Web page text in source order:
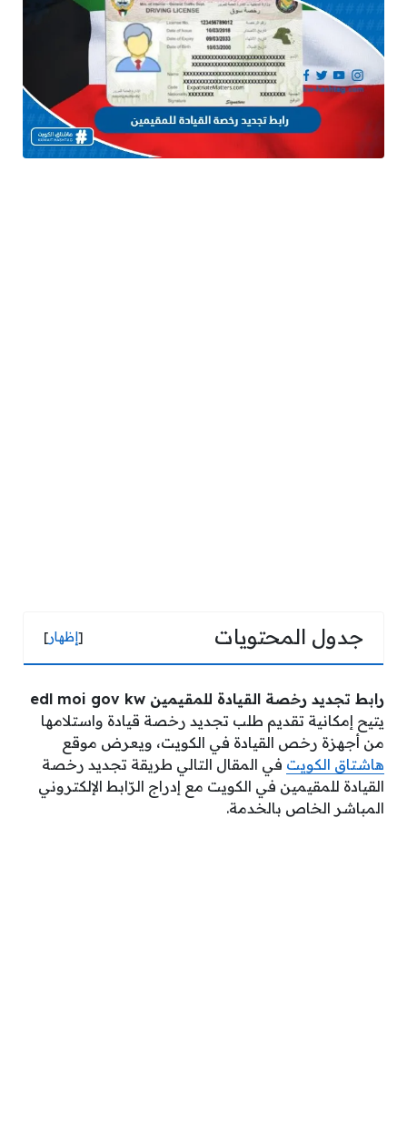
جدول المحتويات [إظهار]
رابط تجديد رخصة القيادة للمقيمين edl moi gov kw
يتيح إمكانية تقديم طلب تجديد رخصة قيادة واستلامها
من أجهزة رخص القيادة في الكويت، ويعرض موقع
هاشتاق الكويت في المقال التالي طريقة تجديد رخصة
القيادة للمقيمين في الكويت مع إدراج الرّابط الإلكتروني
المباشر الخاص بالخدمة.